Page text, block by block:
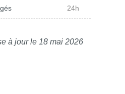
24h
à jour le 18 mai 2026